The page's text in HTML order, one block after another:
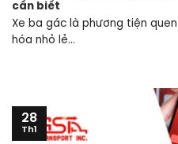
cần biết
Xe ba gác là phương tiện
hóa nhỏ lẻ...
28
Th1